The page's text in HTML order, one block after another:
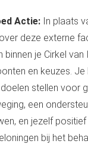
Actie: In plaats
deze externe
binnen je Cirkel
en keuzes.
stellen voor
een
en jezelf
bij het